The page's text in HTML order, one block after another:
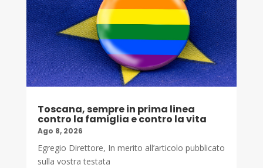
Toscana, sempre in prima linea
contro la famiglia e contro la vita
Ago 8, 2026
Egregio Direttore, In merito all’articolo pubblicato
sulla vostra testata